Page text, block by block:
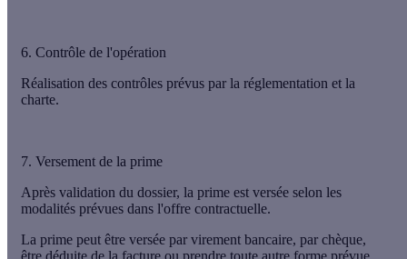
6. Contrôle de l'opération
Réalisation des contrôles prévus par la réglementation et la
charte.
7. Versement de la prime
Après validation du dossier, la prime est versée selon les
modalités prévues dans l'offre contractuelle.
La prime peut être versée par virement bancaire, par chèque,